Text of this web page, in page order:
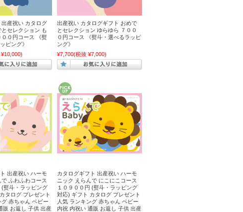
出産祝い カタログ
とセレクション も
００円コース 《熨
ピング》
出産祝い カタログギフト おめで
とセレクション ゆらゆら ７００
０円コース 《熨斗・選べるラッピ
ング》
¥7,700(税抜 ¥7,000)
出産祝い ハーモ
で ふわふわコース
(熨斗・ラッピング
タログ プレゼント
グ 赤ちゃん ベビー
販 お返し 子供 出産
カタログギフト 出産祝い ハーモ
ニック えらんで にこにこコース
１０９００円 (熨斗・ラッピング
対応) ギフト カタログ プレゼント
人気 ランキング 赤ちゃん ベビー
内祝 内祝い 通販 お返し 子供 出産